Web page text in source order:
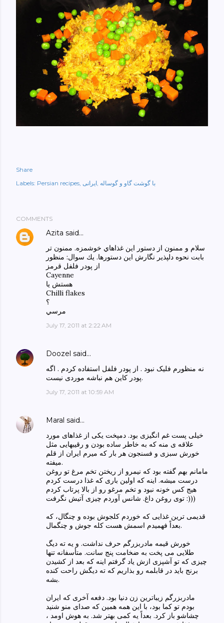
Share
Labels: Persian recipes ایرانی با گوشت گاو و گوساله
COMMENTS
Azita said…
سلام و ممنون از دستور اين غذاهاي خوشمزه. ممنون تر
بابت نحوه دلپذير نگارش اين دستورها. يك سوال: منظور
از پودر فلفل قرمز
Cayenne
هستش يا
Chilli flakes
؟
مرسي
July 17, 2011 at 2:22 AM
Doozel said…
نه منظورم فلیک نبود . از پودر فلفل استفاده کردم . اگه
پودر کاین هم نباشه موردی نیست.
July 17, 2011 at 10:59 AM
Maral said…
خیلی پست غم انگیزی بود. دمپخت یکی از غذاهای مورد
علاقه ی منه که به خاطر ساده بودن و رقیبهایی مثل
خورش سبزی و فسنجون هر بار که میرم ایران از قلم
میفته.
مامانم بهم گفته بود که نیمرو از ریختن تخم مرغ تو روغن
درست میشه. اینه که اولین باری که غذا درست کردم
هیج کس خونه نبود و تخم مرغو رو از بالا پرتاب کردم
توی روغن داغ. شانس آوردم چیزی آتیش نگرفت :)))
قدیمی ترین غذایی که خوردم کلجوش بوده و چنگال، که
بعداً فهمیدم اسمش هست کله جوش و چنگمال.
خورش قیمه مادربزرگم حرف نداشت. و یه ته دیگ
طلایی می پخت به ضخامت پنج سانت. متأسفانه تنها
چیزی که تو آشپزی ازش یاد گرفتم اینه که بعد از کشیدن
برنج باید در قابلمه رو بذاریم که ته دیگش راحت کنده
بشه.
مادربزرگم زیباترین زن دنیا بود. دفعه آخری که ایران
بودم تو کما بود، با این همه همین که صدای منو شنید
چشاشو باز کرد. بعداً یه کمی بهتر شد. به هوش اومد ،